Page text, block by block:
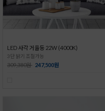
LED 사각 거울등 22W (4000K)
3단 밝기 조절가능
309,380원 247,500원